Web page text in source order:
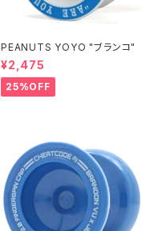
PEANUTS YOYO "ブランコ"
¥2,475
25%OFF